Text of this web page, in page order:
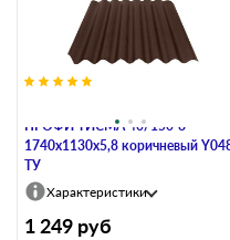
ПРОФИ ТИСМА 40/150-8-
1740х1130х5,8 коричневый
ТУ
Характеристики
1 249 руб